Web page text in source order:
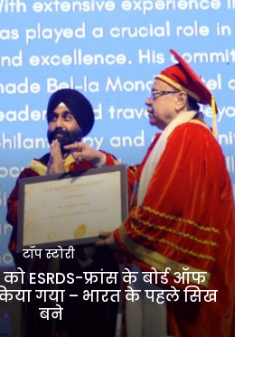
टॉप स्टोरी
ESRDS-फ्रांस के बोर्ड ऑफ
गया – भारत के पहले सिख
बने